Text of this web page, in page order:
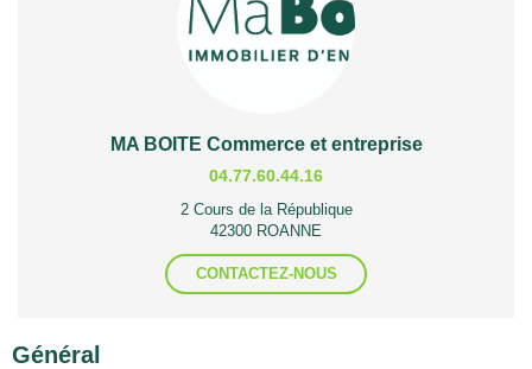
MA BOITE Commerce et entreprise
04.77.60.44.16
2 Cours de la République
42300 ROANNE
CONTACTEZ-NOUS
Général